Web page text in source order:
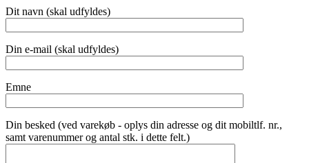
Dit navn (skal udfyldes)
Din e-mail (skal udfyldes)
Emne
Din besked (ved varekøb - oplys din adresse og dit mobiltlf. nr.,
samt varenummer og antal stk. i dette felt.)